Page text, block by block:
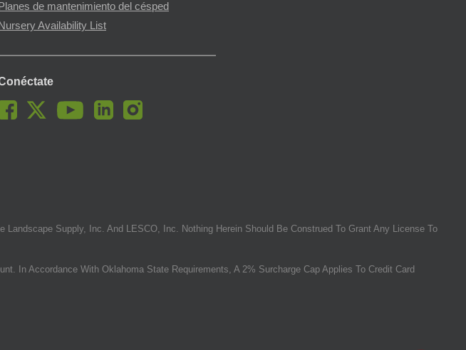
Planes de mantenimiento del césped
Nursery Availability List
Supply, Inc. And LESCO, Inc. Nothing Herein Should Be Construed To Grant Any License To
In Accordance With Oklahoma State Requirements, A 2% Surcharge Cap Applies To Credit Card